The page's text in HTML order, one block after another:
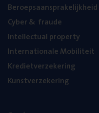
Beroeps­aan­spra­ke­lijk­heid
Cyber& fraude
Intel­lec­tu­al property
Inter­na­ti­o­na­le Mobiliteit
Kre­diet­ver­ze­ke­ring
Kunst­ver­ze­ke­ring